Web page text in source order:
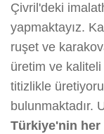
Çivril'deki
yapmaktayız.
ruşet ve
üretim ve
titizlikle
bulunmaktadır.
Türkiye'nin